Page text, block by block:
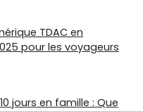
TDAC en
pour les voyageurs
jours en famille : Que